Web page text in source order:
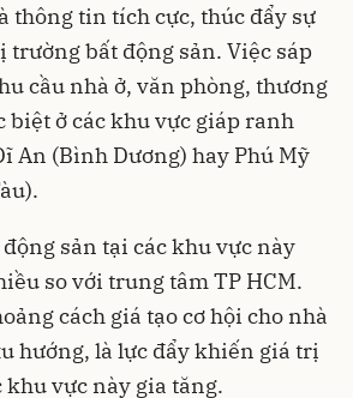
thông tin tích cực, thúc đẩy sự
bất động sản. Việc sáp
cầu nhà ở, văn phòng, thương
biệt ở các khu vực giáp ranh
An (Bình Dương) hay Phú Mỹ
sản tại các khu vực này
so với trung tâm TP HCM.
cách giá tạo cơ hội cho nhà
hướng, là lực đẩy khiến giá trị
khu vực này gia tăng.